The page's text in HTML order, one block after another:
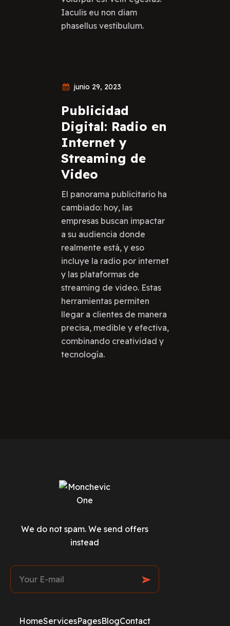
Iaculis eu non diam
phasellus vestibulum.
junio 29, 2023
Publicidad
Digital: Radio en
Internet y
Streaming de
Video
El panorama publicitario ha
cambiado: hoy, las
empresas buscan impactar
a su audiencia donde
realmente está, y eso
incluye la radio por internet
y las plataformas de
streaming de video. Estas
herramientas permiten
llegar a clientes de manera
precisa, medible y efectiva,
combinando creatividad y
tecnología.
We do not spam. We send offers
instead
HomeServicesPagesBlogContact